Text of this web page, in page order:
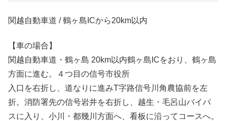
関越自動車道 / 鶴ヶ島ICから20km以内
【車の場合】
関越自動車道・鶴ヶ島 20km以内鶴ヶ島ICをおり、鶴ヶ島
方面に進む。４つ目の信号市役所
入口を右折し、道なりに進みT字路信号川角農協前を左
折。消防署先の信号岩井を右折し、越生・毛呂山バイパ
スに入り、小川・都幾川方面へ、看板に沿ってコースへ。